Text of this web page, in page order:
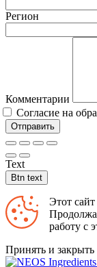
Регион
Комментарии
Согласие на
Отправить
Text
Btn text
Этот
работу с
Принять и закрыть